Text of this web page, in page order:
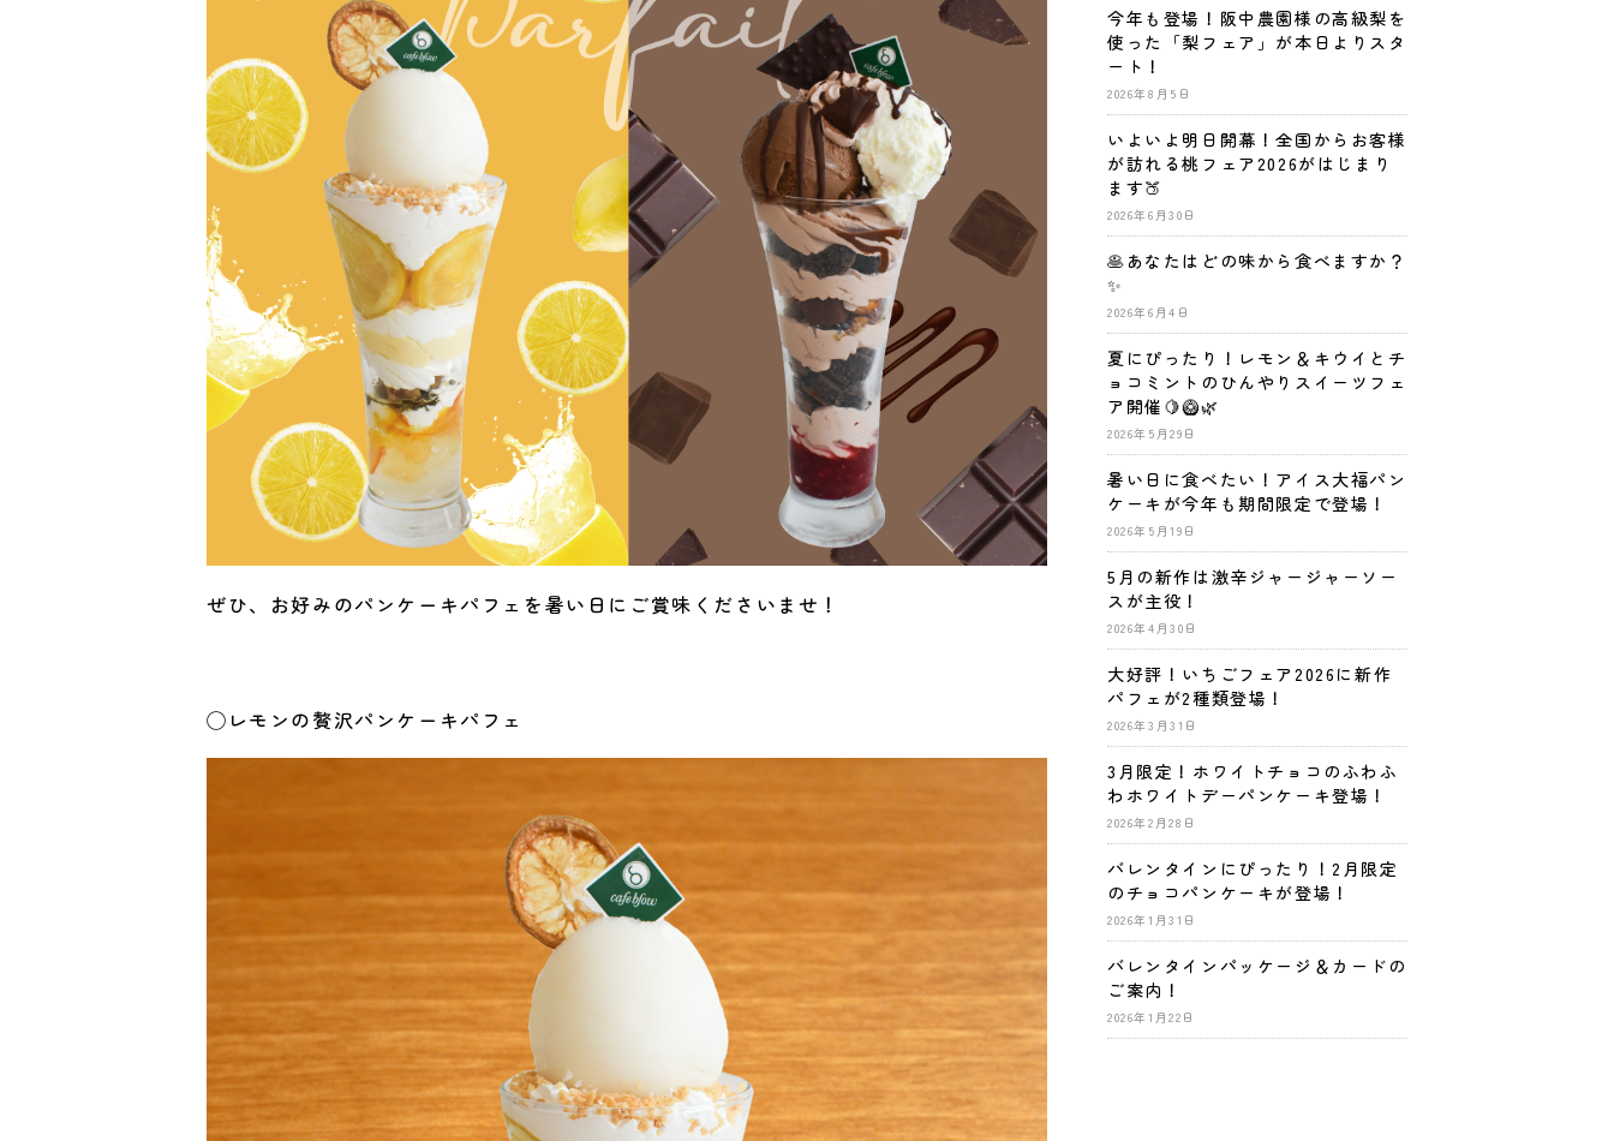
ぜひ、お好みのパンケーキパフェを暑い日にご賞味くださいませ！
◯レモンの贅沢パンケーキパフェ
今年も登場！阪中農園様の高級梨を
使った「梨フェア」が本日よりスタ
ート！
2026年8月5日
いよいよ明日開幕！全国からお客様
が訪れる桃フェア2026がはじまり
ます🍑
2026年6月30日
🥞あなたはどの味から食べますか？
✨
2026年6月4日
夏にぴったり！レモン＆キウイとチ
ョコミントのひんやりスイーツフェ
ア開催🍋🥝🌿
2026年5月29日
暑い日に食べたい！アイス大福パン
ケーキが今年も期間限定で登場！
2026年5月19日
5月の新作は激辛ジャージャーソー
スが主役！
2026年4月30日
大好評！いちごフェア2026に新作
パフェが2種類登場！
2026年3月31日
3月限定！ホワイトチョコのふわふ
わホワイトデーパンケーキ登場！
2026年2月28日
バレンタインにぴったり！2月限定
のチョコパンケーキが登場！
2026年1月31日
バレンタインパッケージ＆カードの
ご案内！
2026年1月22日